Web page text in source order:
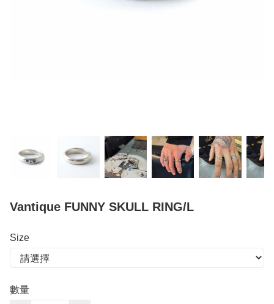
Vantique FUNNY SKULL RING/L
Size
數量